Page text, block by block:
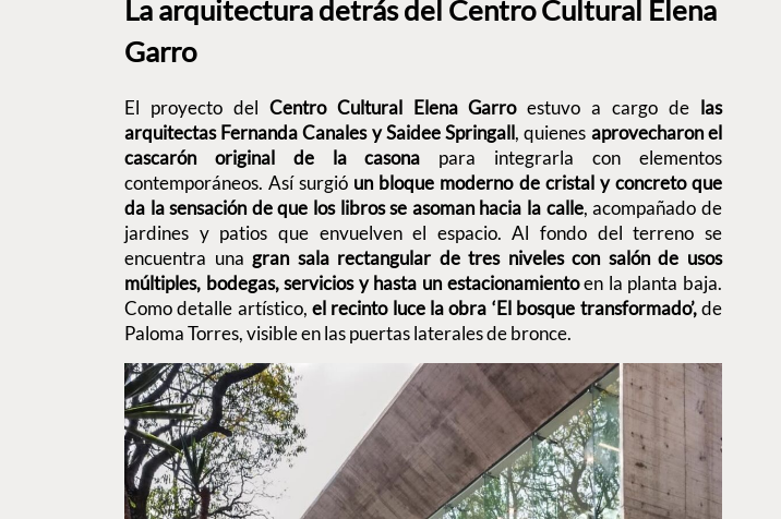
La arquitectura detrás del Centro Cultural Elena
Garro
El proyecto del Centro Cultural Elena Garroestuvo a cargo de las
arquitectas Fernanda Canales y Saidee Springall, quienes aprovecharon el
cascarón original de la casona para integrarla con elementos
contemporáneos. Así surgió un bloque moderno de cristal y concreto que
da la sensación de que los libros se asoman hacia la calle, acompañado de
jardines y patios que envuelven el espacio. Al fondo del terreno se
encuentra una gran sala rectangular de tres niveles con salón de usos
múltiples, bodegas, servicios y hasta un estacionamientoen la planta baja.
Como detalle artístico, el recinto luce la obra ‘El bosque transformado’,de
Paloma Torres, visible en las puertas laterales de bronce.